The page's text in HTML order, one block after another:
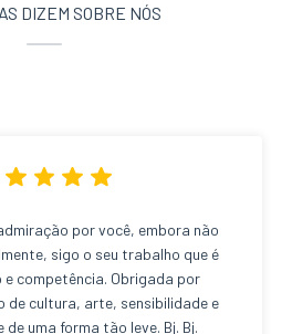
DIZEM SOBRE NÓS
por você, embora não
sigo o seu trabalho que é
competência. Obrigada por
de cultura, arte, sensibilidade e
uma forma tão leve. Bj. Bj.